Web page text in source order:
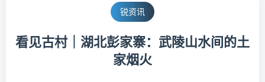
锐资讯
看见古村｜湖北彭家寨：武陵山水间的土
家烟火